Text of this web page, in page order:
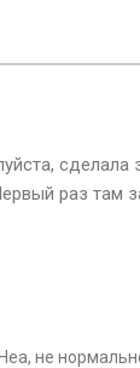
сделала
раз там
не